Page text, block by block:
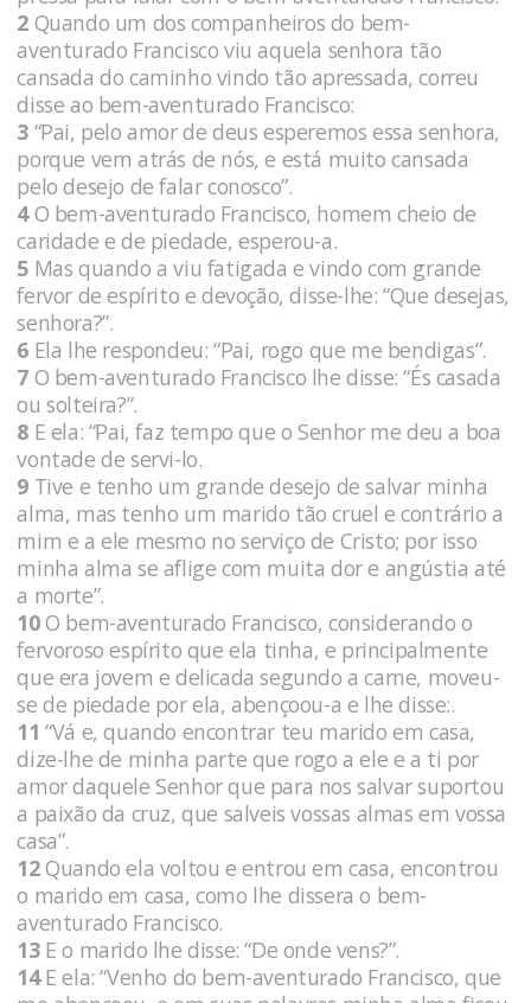
2 Quando um dos companheiros do bem-
aventurado Francisco viu aquela senhora tão
cansada do caminho vindo tão apressada, correu
disse ao bem-aventurado Francisco:
3 “Pai, pelo amor de deus esperemos essa senhora,
porque vem atrás de nós, e está muito cansada
pelo desejo de falar conosco”.
4O bem-aventurado Francisco, homem cheio de
caridade e de piedade, esperou-a.
5 Mas quando a viu fatigada e vindo com grande
fervor de espírito e devoção, disse-lhe: “Que desejas,
senhora?”.
6 Ela lhe respondeu: “Pai, rogo que me bendigas”.
7 O bem-aventurado Francisco lhe disse: “És casada
ou solteira?”.
8 E ela: “Pai, faz tempo que o Senhor me deu a boa
vontade de servi-lo.
9 Tive e tenho um grande desejo de salvar minha
alma, mas tenho um marido tão cruel e contrário a
mim e a ele mesmo no serviço de Cristo; por isso
minha alma se aflige com muita dor e angústia até
a morte”.
10O bem-aventurado Francisco, considerando o
fervoroso espírito que ela tinha, e principalmente
que era jovem e delicada segundo a carne, moveu-
se de piedade por ela, abençoou-a e lhe disse:.
11 “Vá e, quando encontrar teu marido em casa,
dize-lhe de minha parte que rogo a ele e a ti por
amor daquele Senhor que para nos salvar suportou
a paixão da cruz, que salveis vossas almas em vossa
casa”.
12Quando ela voltou e entrou em casa, encontrou
o marido em casa, como lhe dissera o bem-
aventurado Francisco.
13E o marido lhe disse: “De onde vens?”.
14E ela: “Venho do bem-aventurado Francisco, que